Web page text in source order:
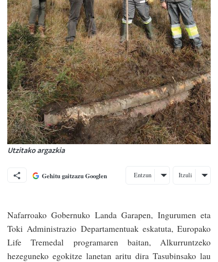
Utzitako argazkia
Gehitu gaitzazu Googlen Entzun Itzuli
Nafarroako Gobernuko Landa Garapen, Ingurumen eta
Toki Administrazio Departamentuak eskatuta, Europako
Life Tremedal programaren baitan, Alkurruntzeko
hezeguneko egokitze lanetan aritu dira Tasubinsako lau